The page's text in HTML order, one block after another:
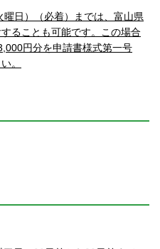
日）（必着）までは、富山県
ることも可能です。この場合
円分を申請書様式第一号
。